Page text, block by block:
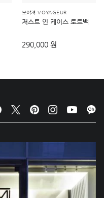
보야져 VOYAGEUR
저스트 인 케이스 토트백
290,000 원